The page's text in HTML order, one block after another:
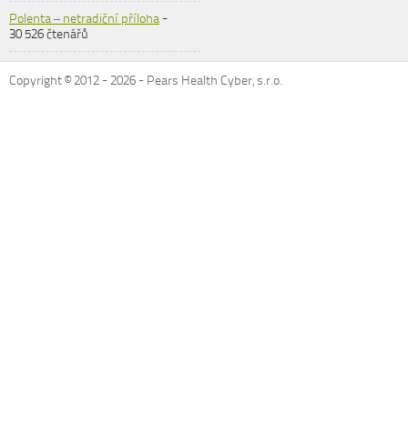
Polenta – netradiční příloha-
30 526 čtenářů
Copyright © 2012 -2026 - Pears Health Cyber, s.r.o.